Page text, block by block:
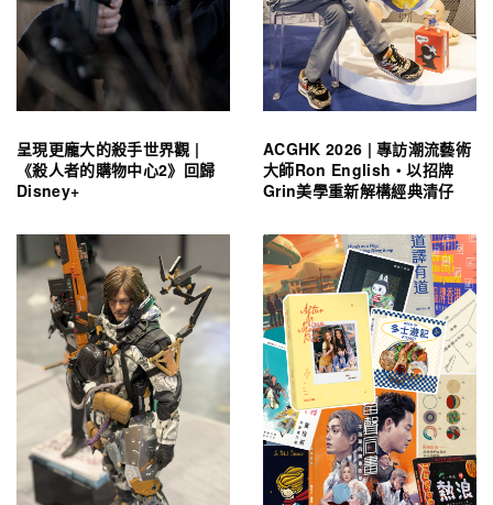
呈現更龐大的殺手世界觀 |
《殺人者的購物中心2》回歸
Disney+
ACGHK 2026 | 專訪潮流藝術
大師Ron English・以招牌
Grin美學重新解構經典清仔